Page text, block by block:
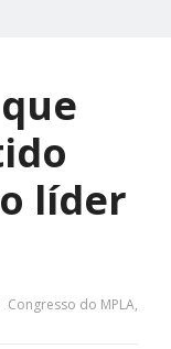
líder
Congresso do MPLA,